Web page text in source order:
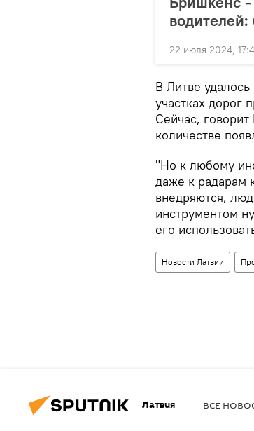
22 июля 2024,
В Литве
участках дорог
Сейчас,
количестве
"Но к любому
даже к радарам
внедряются,
инструментом
его
Новости Латвии
Латвия ВСЕ